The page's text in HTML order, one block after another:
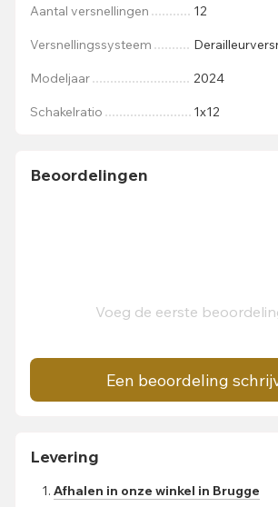
Aantal versnellingen 12
Versnellingssysteem
Modeljaar 2024
Schakelratio 1x12
Beoordelingen
Voeg de eerste
Een beoordeling
Levering
Afhalen in onze winkel in Brugge